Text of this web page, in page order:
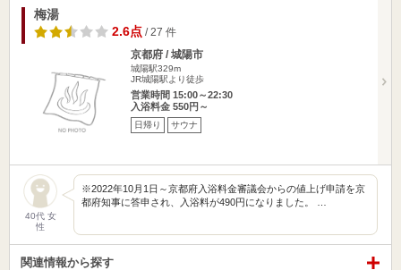
梅湯
2.6点 / 27 件
京都府 / 城陽市
城陽駅329m
JR城陽駅より徒歩
営業時間 15:00～22:30
入浴料金 550円～
日帰り サウナ
40代 女
性
※2022年10月1日～京都府入浴料金審議会からの値上げ申請を京
都府知事に答申され、入浴料が490円になりました。 …
関連情報から探す